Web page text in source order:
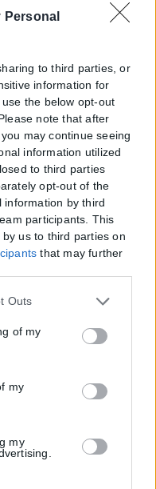
Personal
to third parties, or
information for
the below opt-out
note that after
may continue seeing
information utilized
to third parties
opt-out of the
information by third
participants. This
us to third parties on
that may further
one or more Google
behaviour. You may
and its third-party
purposes in below
Outs
of my
my
my
για την προστασία της
ταυτότητα
εξωτερικό
«μπλε» αστυνομικές
έγγραφα για το
Ενέργειες για
αρωγής για τις περιοχές
με τις αρμόδιες